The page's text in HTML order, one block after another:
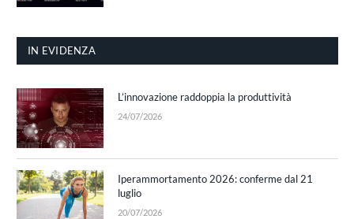
IN EVIDENZA
L’innovazione raddoppia la produttività
24/07/2026
Iperammortamento 2026: conferme dal 21
luglio
20/07/2026